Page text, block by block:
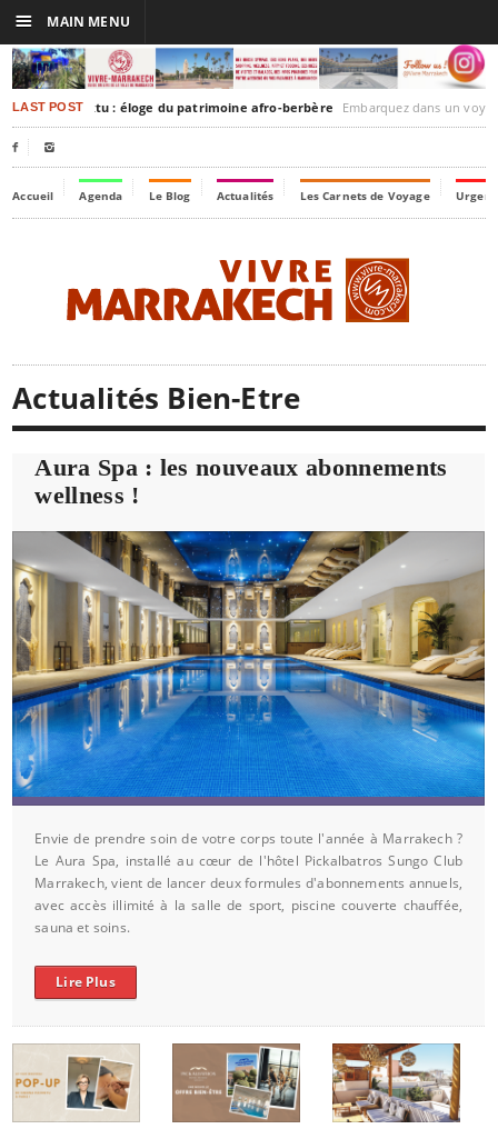
LAST POST
Timbuktu : éloge du patrimoine afro-berbère Embarquez dans un voyage culturel dans le temps, à la
 
Accueil Agenda Le Blog Actualités Les Carnets de Voyage
Actualités Bien-Etre
Aura Spa : les nouveaux abonnements
wellness !
Envie de prendre soin de votre corps toute l'année à Marrakech ?
Le Aura Spa, installé au cœur de l'hôtel Pickalbatros Sungo Club
Marrakech, vient de lancer deux formules d'abonnements annuels,
avec accès illimité à la salle de sport, piscine couverte chauffée,
sauna et soins.
Lire Plus
☰ MAIN MENU